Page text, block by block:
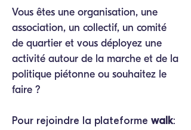
Vous êtes une organisation, une
association, un collectif, un comité
de quartier et vous déployez une
activité autour de la marche et de la
politique piétonne ou souhaitez le
faire ?
Pour rejoindre la plateforme walk: